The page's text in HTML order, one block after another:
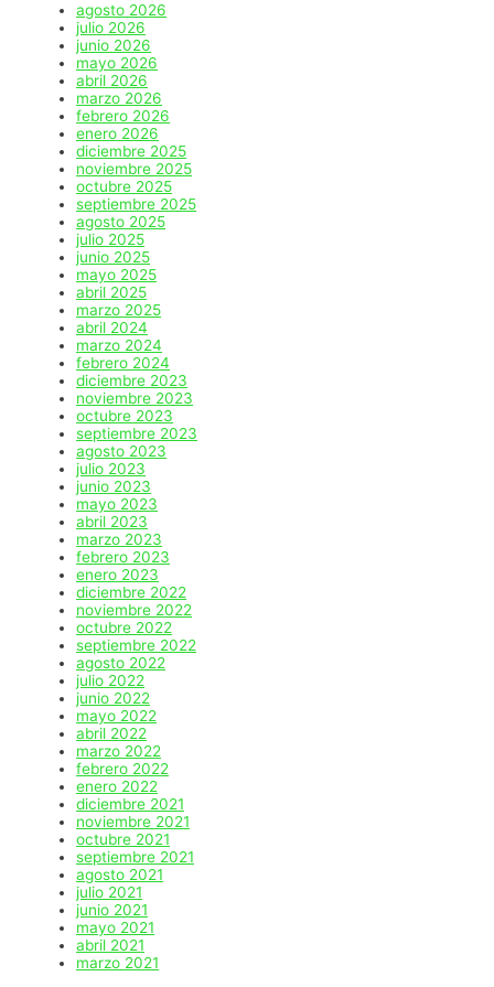
agosto 2026
julio 2026
junio 2026
mayo 2026
abril 2026
marzo 2026
febrero 2026
enero 2026
diciembre 2025
noviembre 2025
octubre 2025
septiembre 2025
agosto 2025
julio 2025
junio 2025
mayo 2025
abril 2025
marzo 2025
abril 2024
marzo 2024
febrero 2024
diciembre 2023
noviembre 2023
octubre 2023
septiembre 2023
agosto 2023
julio 2023
junio 2023
mayo 2023
abril 2023
marzo 2023
febrero 2023
enero 2023
diciembre 2022
noviembre 2022
octubre 2022
septiembre 2022
agosto 2022
julio 2022
junio 2022
mayo 2022
abril 2022
marzo 2022
febrero 2022
enero 2022
diciembre 2021
noviembre 2021
octubre 2021
septiembre 2021
agosto 2021
julio 2021
junio 2021
mayo 2021
abril 2021
marzo 2021